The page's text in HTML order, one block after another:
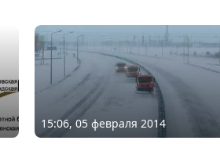
15:06, 05 февраля 2014